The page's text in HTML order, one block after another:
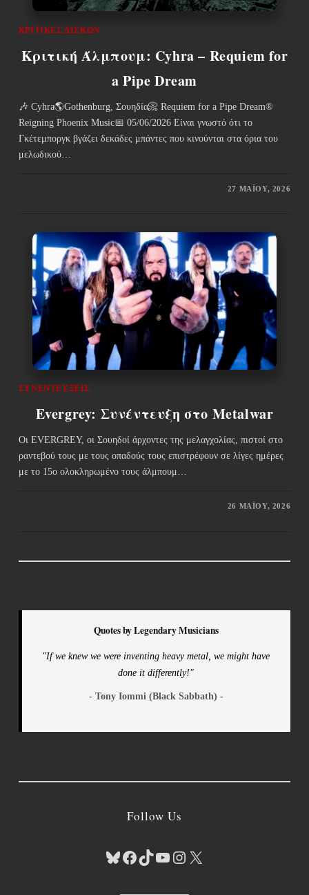
ΚΡΙΤΙΚΈΣ ΔΊΣΚΩΝ
Κριτική Άλμπουμ: Cyhra – Requiem for
a Pipe Dream
🎶 Cyhra🌎Gothenburg, Σουηδία📀 Requiem for a Pipe Dream®
Reigning Phoenix Music📅 05/06/2026 Είναι γνωστό ότι το
Γκέτεμποργκ βγάζει δεκάδες μπάντες που κινούνται στα όρια του
μελωδικού…
27 ΜΑΪ́ΟΥ, 2026
ΣΥΝΕΝΤΕΎΞΕΙΣ
Evergrey: Συνέντευξη στο Metalwar
Oι EVERGREY, οι Σουηδοί άρχοντες της μελαγχολίας, πιστοί στο
ραντεβού τους με τους οπαδούς τους επιστρέφουν σε λίγες ημέρες
με το 15ο ολοκληρωμένο τους άλμπουμ…
26 ΜΑΪ́ΟΥ, 2026
Quotes by Legendary Musicians
"If we knew we were inventing heavy metal, we might have
done it differently!"
- Tony Iommi (Black Sabbath) -
Follow Us